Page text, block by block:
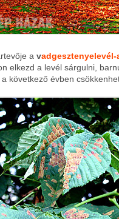
a v
elkezd a levél sárgulni,
következő évben